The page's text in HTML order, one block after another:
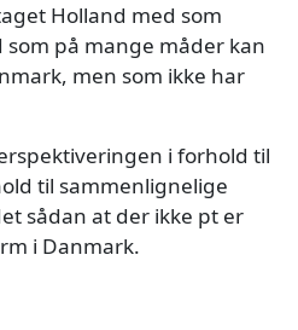
Holland med som
på mange måder kan
men som ikke har
i forhold til
til sammenlignelige
sådan at der ikke pt er
i Danmark.